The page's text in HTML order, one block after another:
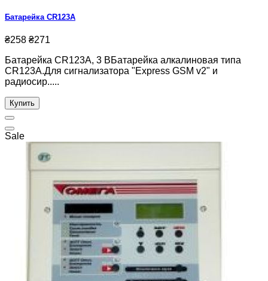
Батарейка CR123A
₴258 ₴271
Батарейка CR123A, 3 ВБатарейка алкалиновая типа
CR123A.Для сигнализатора "Express GSM v2" и
радиосир.....
Купить
Sale